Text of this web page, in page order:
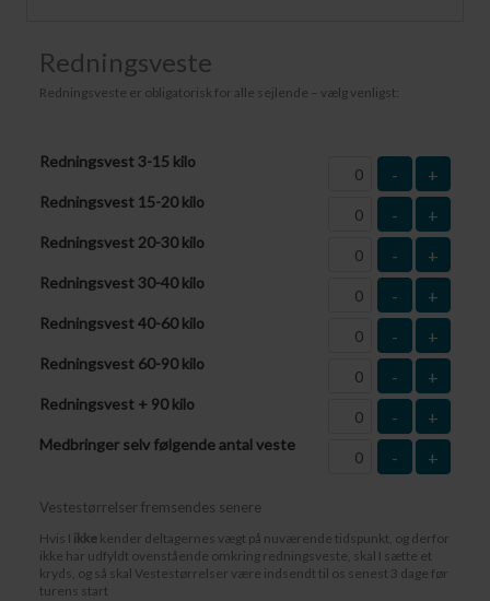
Redningsveste
Redningsveste er obligatorisk for alle sejlende – vælg venligst:
Redningsvest 3-15 kilo
- +
Redningsvest 15-20 kilo
- +
Redningsvest 20-30 kilo
- +
Redningsvest 30-40 kilo
- +
Redningsvest 40-60 kilo
- +
Redningsvest 60-90 kilo
- +
Redningsvest + 90 kilo
- +
Medbringer selv følgende antal veste
- +
Vestestørrelser fremsendes senere
Hvis I ikke kender deltagernes vægt på nuværende tidspunkt, og derfor
ikke har udfyldt ovenstående omkring redningsveste, skal I sætte et
kryds, og så skal Vestestørrelser være indsendt til os senest 3 dage før
turens start